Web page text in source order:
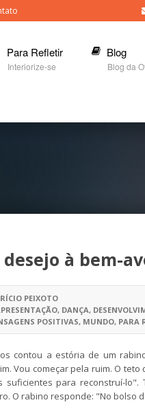
Para Refletir
Interiorize-se
Blog
Blog da
à bem-
PEIXOTO
, DANÇA,
POSITIVAS, MUNDO, PARA
contou a estória de um
Vou começar pela ruim. O
suficientes para reconstruí-
O rabino responde: "No bolso